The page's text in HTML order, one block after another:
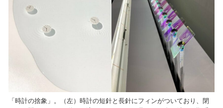
「時計の捨象」。（左）時計の短針と長針にフィンがついており、閉